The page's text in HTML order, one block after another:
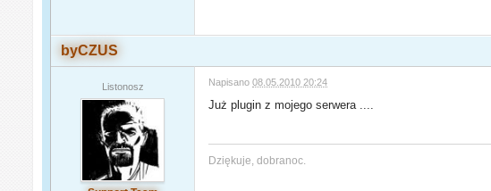
byCZUS
Listonosz Napisano08.05.2010 20:24
Już plugin z mojego serwera ....
Dziękuje, dobranoc.